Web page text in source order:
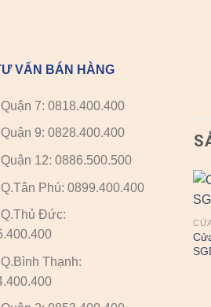
VẤN BÁN HÀNG
Quận 7: 0818.400.400
Quận 9: 0828.400.400
Quận 12: 0886.500.500
Q.Tân Phú: 0899.400.400
Q.Thủ Đức:
Q.Bình Thạnh:
Cửa nhựa Đài Loan